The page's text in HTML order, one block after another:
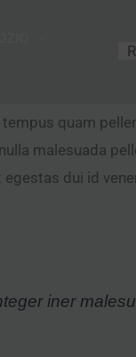
quam
malesuada
dui id
iner